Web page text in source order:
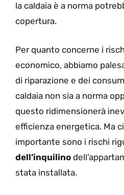
la caldaia è a norma
copertura.
Per quanto concerne i
economico, abbiamo
di riparazione e dei
caldaia non sia a norma
questo ridimensionerà
efficienza energetica. Ma
importante sono i rischi
dell’inquilino
stata installata.